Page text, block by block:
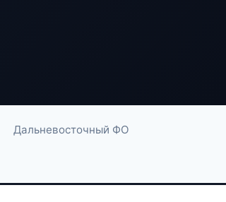
Дальневосточный ФО